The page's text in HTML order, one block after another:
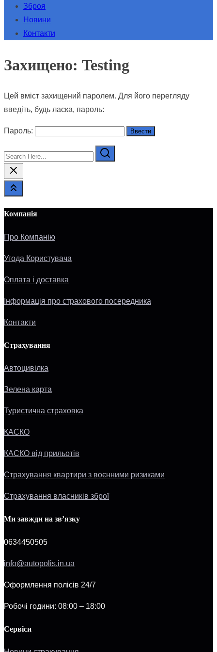
Зброя
Новини
Контакти
Захищено: Testing
Цей вміст захищений паролем. Для його перегляду
введіть, будь ласка, пароль:
Пароль:
Search
Here...
Компанія
Про Компанію
Угода Користувача
Оплата і доставка
Інформація про страхового посередника
Контакти
Страхування
Автоцивілка
Зелена карта
Туристична страховка
КАСКО
КАСКО від прильотів
Страхування квартири з воєнними ризиками
Страхування власників зброї
Ми завжди на зв’язку
0634450505
info@autopolis.in.ua
Оформлення полісів 24/7
Робочі години: 08:00 – 18:00
Сервіси